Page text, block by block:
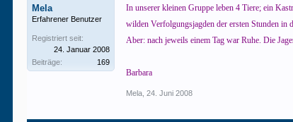
Mela
Erfahrener Benutzer
Registriert seit:
24. Januar 2008
Beiträge:
169
In unserer kleinen Gruppe leben 4 Tiere; ein
wilden Verfolgungsjagden der ersten Stunden in
Aber: nach jeweils einem Tag war Ruhe. Die
Barbara
Mela 24. Juni 2008